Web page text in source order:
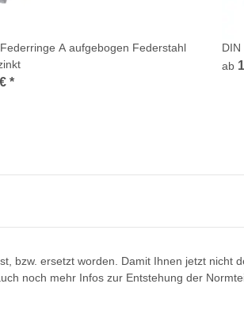
A aufgebogen Federstahl
*
ab
bzw. ersetzt worden. Damit Ihnen jetzt nicht
noch mehr Infos zur Entstehung der